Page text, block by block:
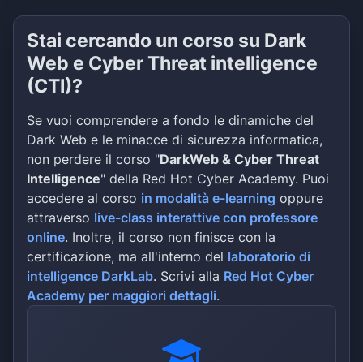
Stai cercando un corso su Dark
Web e Cyber Threat intelligence
(CTI)?
Se vuoi comprendere a fondo le dinamiche del
Dark Web e le minacce di sicurezza informatica,
non perdere il corso "DarkWeb & Cyber Threat
Intelligence" della Red Hot Cyber Academy. Puoi
accedere al corso in modalità e-learning oppure
attraverso live-class interattive con professore
online. Inoltre, il corso non finisce con la
certificazione, ma all'interno del laboratorio di
intelligence DarkLab. Scrivi alla Red Hot Cyber
Academy per maggiori dettagli.